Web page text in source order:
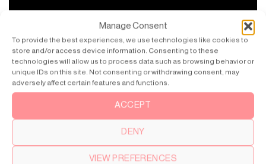
Manage Consent
To provide the best experiences, we use technologies like cookies to
store and/or access device information. Consenting to these
technologies will allow us to process data such as browsing behavior or
unique IDs on this site. Not consenting or withdrawing consent, may
adversely affect certain features and functions.
ACCEPT
DENY
VIEW PREFERENCES